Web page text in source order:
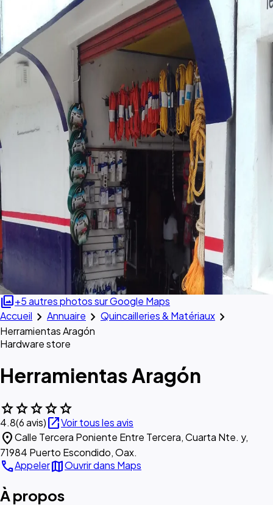
photo_library+5 autres photos sur Google Maps
Accueil chevron_right Annuaire chevron_right Quincailleries & Matériaux chevron_right
Herramientas Aragón
Hardware store
Herramientas Aragón
starstarstarstarstar
4.8(6 avis)open_in_newVoir tous les avis
location_onCalle Tercera Poniente Entre Tercera, Cuarta Nte. y,
71984 Puerto Escondido, Oax.
callAppelermapOuvrir dans Maps
À propos